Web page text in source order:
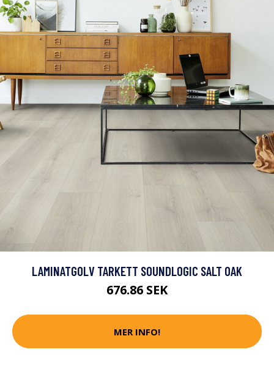
LAMINATGOLV TARKETT SOUNDLOGIC SALT OAK
676.86 SEK
MER INFO!